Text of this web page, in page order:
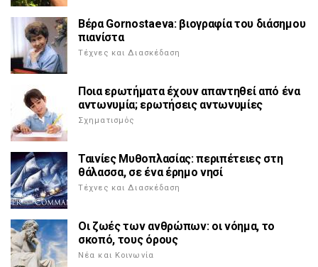
Βέρα Gornostaeva: βιογραφία του διάσημου
πιανίστα
Τέχνες και Διασκέδαση
Ποια ερωτήματα έχουν απαντηθεί από ένα
αντωνυμία; ερωτήσεις αντωνυμίες
Σχηματισμός
Ταινίες Μυθοπλασίας: περιπέτειες στη
θάλασσα, σε ένα έρημο νησί
Τέχνες και Διασκέδαση
Οι ζωές των ανθρώπων: οι νόημα, το
σκοπό, τους όρους
Νέα και Κοινωνία